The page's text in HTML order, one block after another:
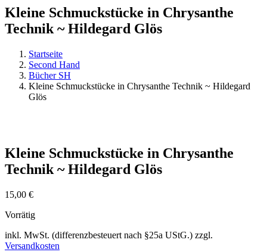
Kleine Schmuckstücke in Chrysanthe
Technik ~ Hildegard Glös
Startseite
Second Hand
Bücher SH
Kleine Schmuckstücke in Chrysanthe Technik ~ Hildegard
Glös
Kleine Schmuckstücke in Chrysanthe
Technik ~ Hildegard Glös
15,00 €
Vorrätig
inkl. MwSt. (differenzbesteuert nach §25a UStG.) zzgl.
Versandkosten